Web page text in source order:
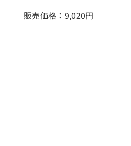
販売価格：9,020円